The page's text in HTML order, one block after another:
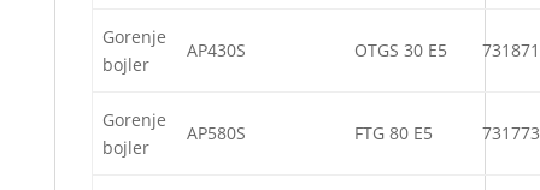
Gorenje
bojler
AP430S OTGS 30 E5 731871
Gorenje
bojler
AP580S FTG 80 E5 731773